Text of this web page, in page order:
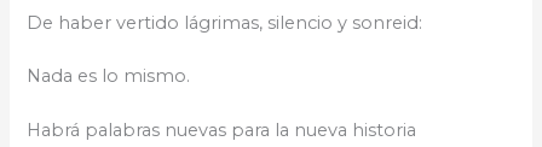
De haber vertido lágrimas, silencio y sonreid:
Nada es lo mismo.
Habrá palabras nuevas para la nueva historia